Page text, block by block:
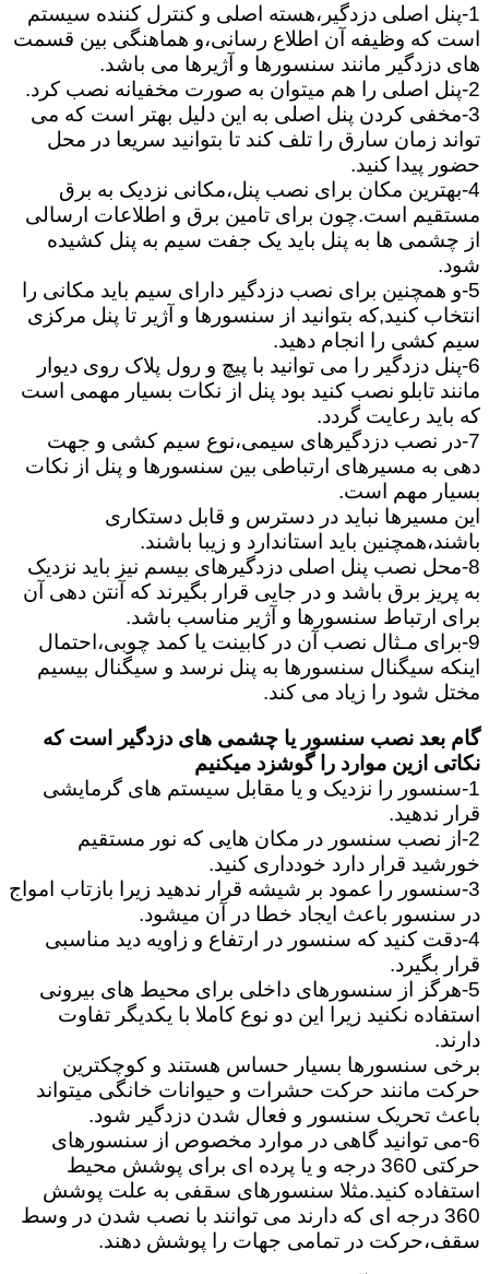
1-پنل اصلی دزدگیر،هسته اصلی و کنترل کننده سیستم
است که وظیفه آن اطلاع رسانی،و هماهنگی بین قسمت
های دزدگیر مانند سنسورها و آژیرها می باشد.
2-پنل اصلی را هم میتوان به صورت مخفیانه نصب کرد.
3-مخفی کردن پنل اصلی به این دلیل بهتر است که می
تواند زمان سارق را تلف کند تا بتوانید سریعا در محل
حضور پیدا کنید.
4-بهترین مکان برای نصب پنل،مکانی نزدیک به برق
مستقیم است.چون برای تامین برق و اطلاعات ارسالی
از چشمی ها به پنل باید یک جفت سیم به پنل کشیده
شود.
5-و همچنین برای نصب دزدگیر دارای سیم باید مکانی را
انتخاب کنید,که بتوانید از سنسورها و آژیر تا پنل مرکزی
سیم کشی را انجام دهید.
6-پنل دزدگیر را می توانید با پیچ و رول پلاک روی دیوار
مانند تابلو نصب کنید بود پنل از نکات بسیار مهمی است
که باید رعایت گردد.
7-در نصب دزدگیرهای سیمی،نوع سیم کشی و جهت
دهی به مسیرهای ارتباطی بین سنسورها و پنل از نکات
بسیار مهم است.
این مسیرها نباید در دسترس و قابل دستکاری
باشند،همچنین باید استاندارد و زیبا باشند.
8-محل نصب پنل اصلی دزدگیرهای بیسم نیز باید نزدیک
به پریز برق باشد و در جایی قرار بگیرند که آنتن دهی آن
برای ارتباط سنسورها و آژیر مناسب باشد.
9-برای مـثال نصب آن در کابینت یا کمد چوبی،احتمال
اینکه سیگنال سنسورها به پنل نرسد و سیگنال بیسیم
مختل شود را زیاد می کند.
گام بعد نصب سنسور یا چشمی های دزدگیر است که
نکاتی ازین موارد را گوشزد میکنیم
1-سنسور را نزدیک و یا مقابل سیستم های گرمایشی
قرار ندهید.
2-از نصب سنسور در مکان هایی که نور مستقیم
خورشید قرار دارد خودداری کنید.
3-سنسور را عمود بر شیشه قرار ندهید زیرا بازتاب امواج
در سنسور باعث ایجاد خطا در آن میشود.
4-دقت کنید که سنسور در ارتفاع و زاویه دید مناسبی
قرار بگیرد.
5-هرگز از سنسورهای داخلی برای محیط های بیرونی
استفاده نکنید زیرا این دو نوع کاملا با یکدیگر تفاوت
دارند.
برخی سنسورها بسیار حساس هستند و کوچکترین
حرکت مانند حرکت حشرات و حیوانات خانگی میتواند
باعث تحریک سنسور و فعال شدن دزدگیر شود.
6-می توانید گاهی در موارد مخصوص از سنسورهای
حرکتی 360 درجه و یا پرده ای برای پوشش محیط
استفاده کنید.مثلا سنسورهای سقفی به علت پوشش
360 درجه ای که دارند می توانند با نصب شدن در وسط
سقف،حرکت در تمامی جهات را پوشش دهند.